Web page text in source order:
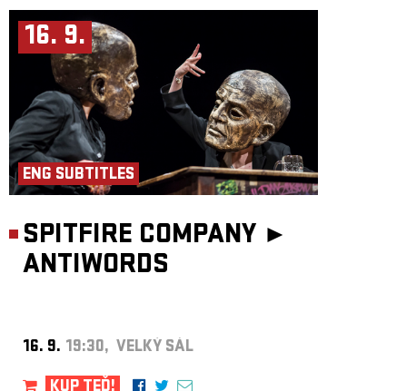
16. 9.
ENG SUBTITLES
SPITFIRE COMPANY ►
ANTIWORDS
16. 9. 19:30, VELKÝ SÁL